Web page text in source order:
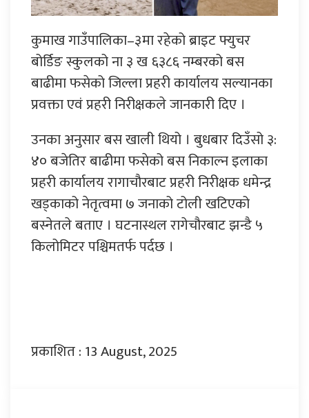
कुमाख गाउँपालिका–३मा रहेको ब्राइट फ्युचर
बोर्डिङ स्कुलको ना ३ ख ६३८६ नम्बरको बस
बाढीमा फसेको जिल्ला प्रहरी कार्यालय सल्यानका
प्रवक्ता एवं प्रहरी निरीक्षकले जानकारी दिए ।
उनका अनुसार बस खाली थियो । बुधबार दिउँसो ३:
४० बजेतिर बाढीमा फसेको बस निकाल्न इलाका
प्रहरी कार्यालय रागाचौरबाट प्रहरी निरीक्षक धमेन्द्र
खड्काको नेतृत्वमा ७ जनाको टोली खटिएको
बस्नेतले बताए । घटनास्थल रागेचौरबाट झन्डै ५
किलोमिटर पश्चिमतर्फ पर्दछ ।
प्रकाशित : 13 August, 2025